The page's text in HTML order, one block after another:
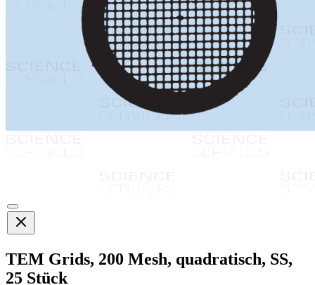
TEM Grids, 200 Mesh, quadratisch, SS,
25 Stück